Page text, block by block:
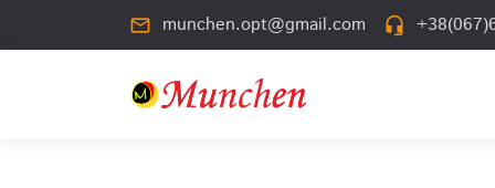
mail_outline munchen.opt@gmail.com headset_mic